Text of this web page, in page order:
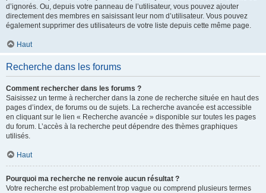
d’ignorés. Ou, depuis votre panneau de l’utilisateur, vous pouvez ajouter
directement des membres en saisissant leur nom d’utilisateur. Vous pouvez
également supprimer des utilisateurs de votre liste depuis cette même page.
Haut
Recherche dans les forums
Comment rechercher dans les forums ?
Saisissez un terme à rechercher dans la zone de recherche située en haut des
pages d’index, de forums ou de sujets. La recherche avancée est accessible
en cliquant sur le lien « Recherche avancée » disponible sur toutes les pages
du forum. L’accès à la recherche peut dépendre des thèmes graphiques
utilisés.
Haut
Pourquoi ma recherche ne renvoie aucun résultat ?
Votre recherche est probablement trop vague ou comprend plusieurs termes